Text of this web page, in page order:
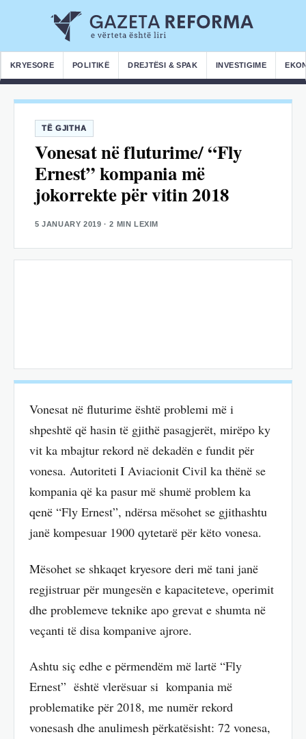
KRYESORE POLITIKË DREJTËSI & SPAK INVESTIGIME
TË GJITHA
Vonesat në fluturime/ “Fly
Ernest” kompania më
jokorrekte për vitin 2018
5 JANUARY 2019 · 2 MIN LEXIM
Vonesat në fluturime është problemi më i
shpeshtë që hasin të gjithë pasagjerët, mirëpo ky
vit ka mbajtur rekord në dekadën e fundit për
vonesa. Autoriteti I Aviacionit Civil ka thënë se
kompania që ka pasur më shumë problem ka
qenë “Fly Ernest”, ndërsa mësohet se gjithashtu
janë kompesuar 1900 qytetarë për këto vonesa.
Mësohet se shkaqet kryesore deri më tani janë
regjistruar për mungesën e kapaciteteve, operimit
dhe problemeve teknike apo grevat e shumta në
veçanti të disa kompanive ajrore.
Ashtu siç edhe e përmendëm më lartë “Fly
Ernest” është vlerësuar si kompania më
problematike për 2018, me numër rekord
vonesash dhe anulimesh përkatësisht: 72 vonesa,